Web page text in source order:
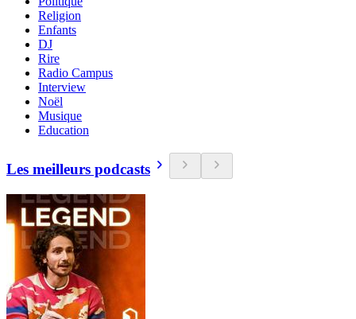
Religion
Enfants
DJ
Rire
Radio Campus
Interview
Noël
Musique
Education
Les meilleurs podcasts